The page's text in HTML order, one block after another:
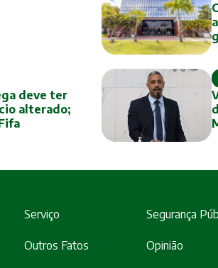
deve ter
alterado;
Serviço Segurança
Outros Fatos Opinião